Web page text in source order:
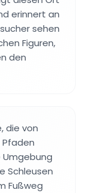
erinnert an
sehen
Figuren,
den
die von
Umgebung
Schleusen
Fußweg